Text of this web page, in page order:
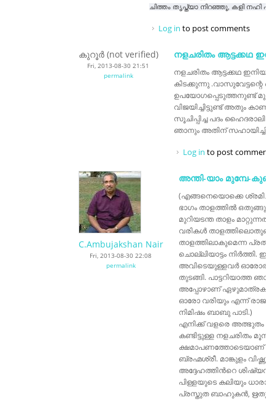
ചിത്തം തൃപ്ത്യാ നിറഞ്ഞൂ, കളി നഹി
Log in to post comments
കുറൂർ (not verified)
Fri, 2013-08-30 21:51
permalink
നളചരിതം ആട്ടക്കഥ
നളചരിതം ആട്ടക്കഥ
കിടക്കുന്നു .വാസുവേട്ടന്റെ
ഉപയോഗപ്പെടുത്തനുണ്ട്
വിജയിച്ചിട്ടുണ്ട് അതും
സൂചിപ്പിച്ച പദം ഹൈദരാലി
ഞാനും അതിന്
Log in to post comments
C.Ambujakshan Nair
Fri, 2013-08-30 22:08
permalink
അന്തി-യാം മുമ്പേ-
(എങ്ങനെയൊക്കെ
ഭാഗം താളത്തില്‍
മുറിയടന്ത താളം
വരികള്‍
താളത്തിലാകുമെന്ന
ചൊല്ലിയാട്ടം നിര്‍ത്തി.
അവിടെയുള്ളവര്‍
തുടങ്ങി. പാട്ടറിയാത്ത
അപ്പോഴാണ്‌
ഓരോ വരിയും എന്ന്
നിമിഷം ബാബു പാടി.)
എനിക്ക് വളരെ അത്ഭുതം
കണ്ടിട്ടുള്ള നളചരിതം
ക്ഷമാപണത്തോടെയാണ്
ബ്രഹ്മശ്രീ. മാങ്കുളം
അദ്ദേഹത്തിൻറെ ശിഷ്യൻ
പിള്ളയുടെ കലിയും
പ്രസ്തുത ബാഹുകൻ,